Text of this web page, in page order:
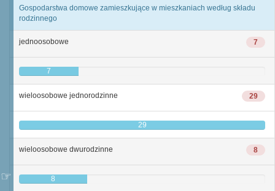
Gospodarstwa domowe zamieszkujące w mieszkaniach według składu
rodzinnego
7
jednoosobowe
7
29
wieloosobowe jednorodzinne
29
8
wieloosobowe dwurodzinne
8